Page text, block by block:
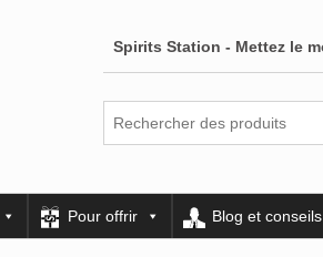
Spirits Station - Mettez le
Pour offrir Blog et conseils